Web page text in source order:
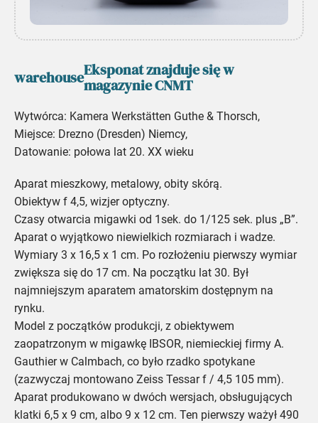
warehouseEksponat znajduje się w
magazynie CNMT
Wytwórca: Kamera Werkstätten Guthe & Thorsch,
Miejsce: Drezno (Dresden) Niemcy,
Datowanie: połowa lat 20. XX wieku
Aparat mieszkowy, metalowy, obity skórą.
Obiektyw f 4,5, wizjer optyczny.
Czasy otwarcia migawki od 1sek. do 1/125 sek. plus „B”.
Aparat o wyjątkowo niewielkich rozmiarach i wadze.
Wymiary 3 x 16,5 x 1 cm. Po rozłożeniu pierwszy wymiar
zwiększa się do 17 cm. Na początku lat 30. Był
najmniejszym aparatem amatorskim dostępnym na
rynku.
Model z początków produkcji, z obiektywem
zaopatrzonym w migawkę IBSOR, niemieckiej firmy A.
Gauthier w Calmbach, co było rzadko spotykane
(zazwyczaj montowano Zeiss Tessar f / 4,5 105 mm).
Aparat produkowano w dwóch wersjach, obsługujących
klatki 6,5 x 9 cm, albo 9 x 12 cm. Ten pierwszy ważył 490